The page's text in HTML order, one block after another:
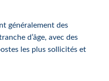
généralement des
d’âge, avec des
les plus sollicités et